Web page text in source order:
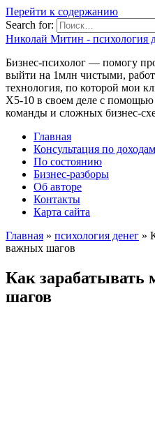
Перейти к содержанию
Search for:
Николай Митин - психология
Бизнес-психолог — помогу
выйти на 1млн чистыми,
технология, по которой мои
Х5-10 в своем деле с
команды и сложных бизнес-
Главная
Консультация по доходам
По состоянию
Бизнес-разборы
Об авторе
Контакты
Карта сайта
Главная » психология денег »
важных шагов
Как
шагов